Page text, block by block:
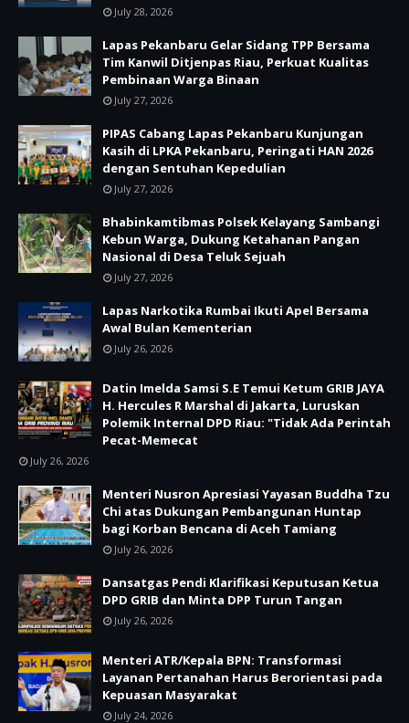
July 28, 2026
Lapas Pekanbaru Gelar Sidang TPP Bersama
Tim Kanwil Ditjenpas Riau, Perkuat Kualitas
Pembinaan Warga Binaan
July 27, 2026
PIPAS Cabang Lapas Pekanbaru Kunjungan
Kasih di LPKA Pekanbaru, Peringati HAN 2026
dengan Sentuhan Kepedulian
July 27, 2026
Bhabinkamtibmas Polsek Kelayang Sambangi
Kebun Warga, Dukung Ketahanan Pangan
Nasional di Desa Teluk Sejuah
July 27, 2026
Lapas Narkotika Rumbai Ikuti Apel Bersama
Awal Bulan Kementerian
July 26, 2026
Datin Imelda Samsi S.E Temui Ketum GRIB JAYA
H. Hercules R Marshal di Jakarta, Luruskan
Polemik Internal DPD Riau: "Tidak Ada Perintah
Pecat-Memecat
July 26, 2026
Menteri Nusron Apresiasi Yayasan Buddha Tzu
Chi atas Dukungan Pembangunan Huntap
bagi Korban Bencana di Aceh Tamiang
July 26, 2026
Dansatgas Pendi Klarifikasi Keputusan Ketua
DPD GRIB dan Minta DPP Turun Tangan
July 26, 2026
Menteri ATR/Kepala BPN: Transformasi
Layanan Pertanahan Harus Berorientasi pada
Kepuasan Masyarakat
July 24, 2026